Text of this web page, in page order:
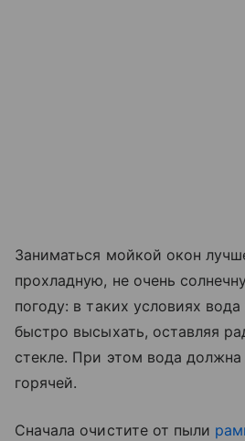
Заниматься мойкой окон
прохладную, не очень
погоду: в таких условиях
быстро высыхать, оставляя
стекле. При этом вода
горячей.
Сначала очистите от пыли